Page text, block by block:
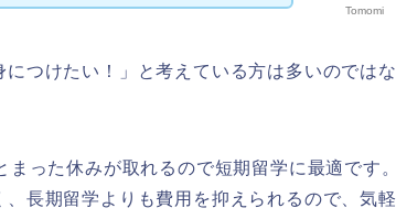
Tomomi
つけたい！」と考えている方は多いのではな
った休みが取れるので短期留学に最適です。
長期留学よりも費用を抑えられるので、気軽